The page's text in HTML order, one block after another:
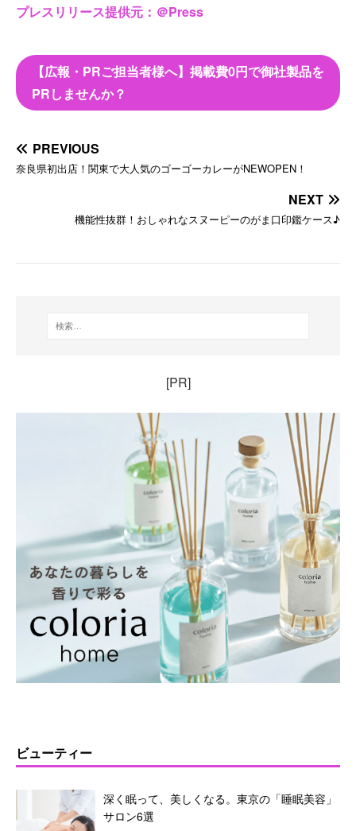
プレスリリース提供元：＠Press
【広報・PRご担当者様へ】掲載費0円で御社製品を
PRしませんか？
PREVIOUS
奈良県初出店！関東で大人気のゴーゴーカレーがNEWOPEN！
NEXT
機能性抜群！おしゃれなスヌーピーのがま口印鑑ケース♪
[PR]
ビューティー
深く眠って、美しくなる。東京の「睡眠美容」
サロン6選